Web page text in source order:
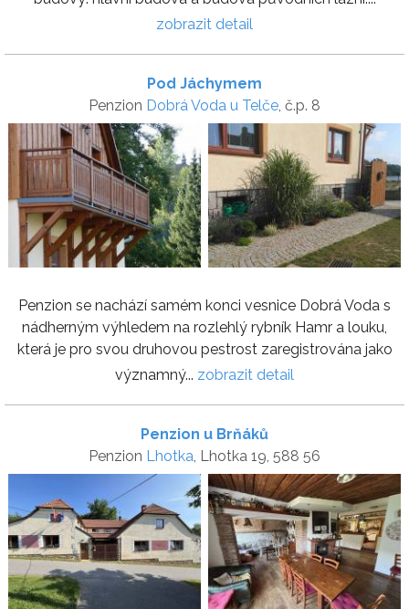
zobrazit detail
Pod Jáchymem
Penzion Dobrá Voda u Telče, č.p. 8
Penzion se nachází samém konci vesnice Dobrá Voda s
nádherným výhledem na rozlehlý rybník Hamr a louku,
která je pro svou druhovou pestrost zaregistrována jako
významný... zobrazit detail
Penzion u Brňáků
Penzion Lhotka, Lhotka 19, 588 56